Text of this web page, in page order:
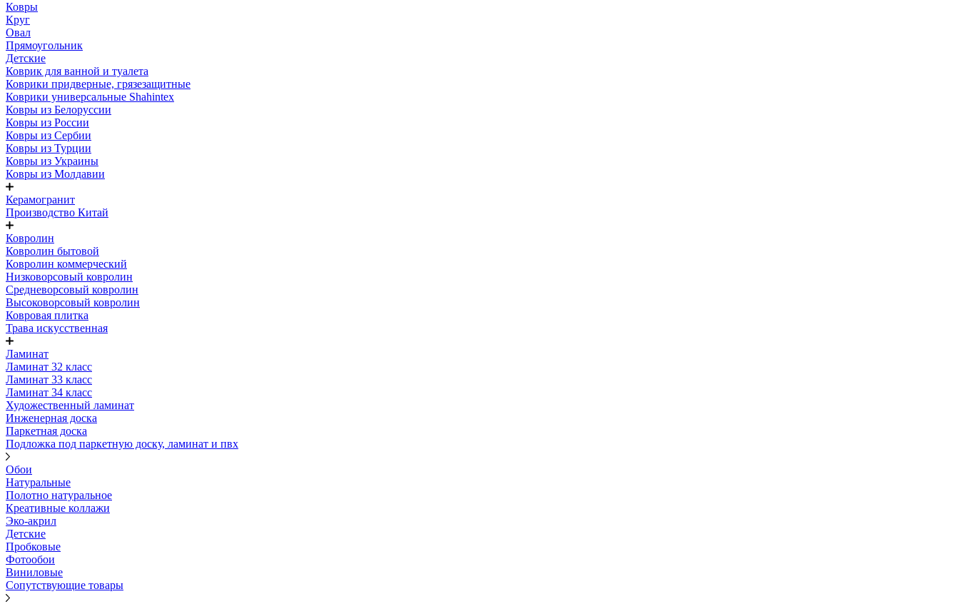
Ковры
Круг
Овал
Прямоугольник
Детские
Коврик для ванной и туалета
Коврики придверные, грязезащитные
Коврики универсальные Shahintex
Ковры из Белоруссии
Ковры из России
Ковры из Сербии
Ковры из Турции
Ковры из Украины
Ковры из Молдавии
Керамогранит
Производство Китай
Ковролин
Ковролин бытовой
Ковролин коммерческий
Низковорсовый ковролин
Средневорсовый ковролин
Высоковорсовый ковролин
Ковровая плитка
Трава искусственная
Ламинат
Ламинат 32 класс
Ламинат 33 класс
Ламинат 34 класс
Художественный ламинат
Инженерная доска
Паркетная доска
Подложка под паркетную доску, ламинат и пвх
Обои
Натуральные
Полотно натуральное
Креативные коллажи
Эко-акрил
Детские
Пробковые
Фотообои
Виниловые
Сопутствующие товары